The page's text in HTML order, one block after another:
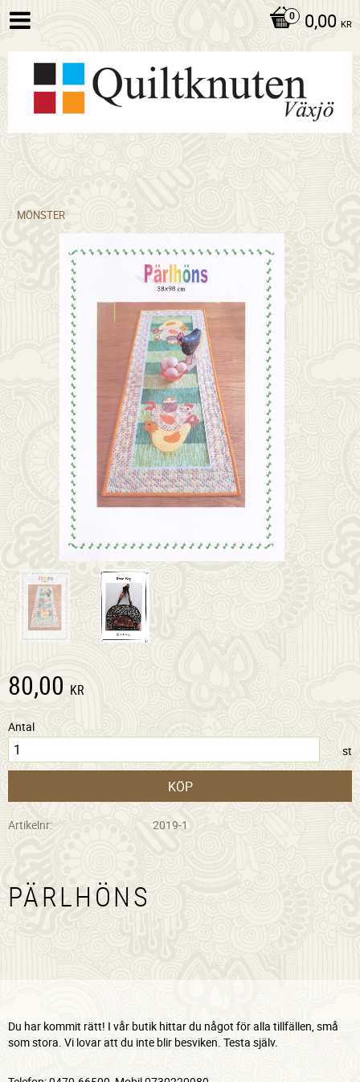
0,00 KR
MÖNSTER
80,00 KR
Antal
st
KÖP
Artikelnr 2019-1
PÄRLHÖNS
Du har kommit rätt! I vår butik hittar du något för alla tillfällen, små
som stora. Vi lovar att du inte blir besviken. Testa själv.